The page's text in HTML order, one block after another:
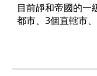
目前靜和帝國的一
都市、3個直轄市